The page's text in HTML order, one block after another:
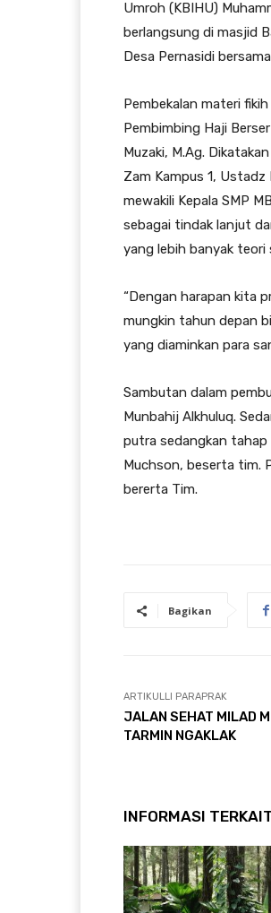
Umroh (KBIHU)
berlangsung di masjid
Desa Pernasidi
Pembekalan materi
Pembimbing Haji
Muzaki, M.Ag.
Zam Kampus 1, Ustadz
mewakili Kepala SMP
sebagai tindak lanjut
yang lebih banyak teori
“Dengan harapan kita
mungkin tahun depan
yang diaminkan para
Sambutan dalam
Munbahij Alkhuluq.
putra sedangkan tahap
Muchson, beserta tim.
bererta Tim.
Bagikan
ARTIKULLI PARAPRAK
JALAN SEHAT MILAD
TARMIN NGAKLAK
INFORMASI